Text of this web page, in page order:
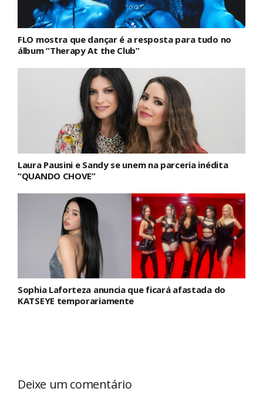
FLO mostra que dançar é a resposta para tudo no
álbum “Therapy At the Club”
Laura Pausini e Sandy se unem na parceria inédita
“QUANDO CHOVE”
Sophia Laforteza anuncia que ficará afastada do
KATSEYE temporariamente
Deixe um comentário